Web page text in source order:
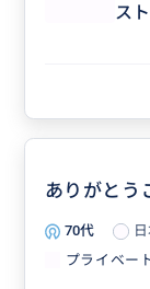
ス
る
ありがとう
70代
プライベー